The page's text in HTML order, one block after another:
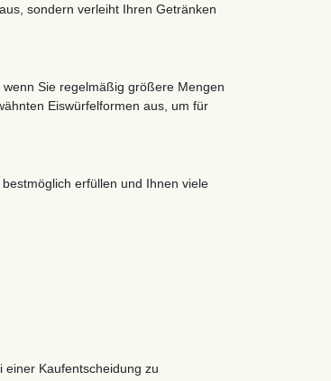
sondern verleiht Ihren Getränken
Sie regelmäßig größere Mengen
Eiswürfelformen aus, um für
erfüllen und Ihnen viele
einer Kaufentscheidung zu